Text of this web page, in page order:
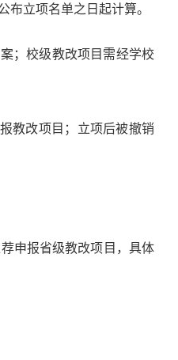
立项名单之日起计算。
；校级教改项目需经学校
教改项目；立项后被撤销
申报省级教改项目，具体